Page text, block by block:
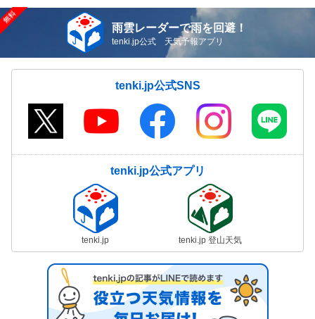
雨雲レーダーで雨を回避！
tenki.jp公式 天気予報アプリ
tenki.jp公式SNS
tenki.jp公式アプリ
tenki.jp tenki.jp 登山天気